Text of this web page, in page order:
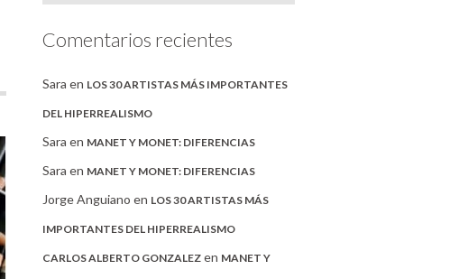
Comentarios recientes
Sara en LOS 30 ARTISTAS MÁS IMPORTANTES
DEL HIPERREALISMO
Sara en MANET Y MONET: DIFERENCIAS
Sara en MANET Y MONET: DIFERENCIAS
Jorge Anguiano en LOS 30 ARTISTAS MÁS
IMPORTANTES DEL HIPERREALISMO
CARLOS ALBERTO GONZALEZ en MANET Y